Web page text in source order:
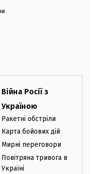
Війна Росії з
Україною
Ракетні обстріли
Карта бойових дій
Мирні переговори
Повітряна тривога в
Україні